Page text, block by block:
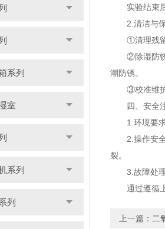
系列
室
系列
列
实验结束后
2.清洁与
①清理残留
②除湿防锈
潮防锈。
③校准维护
四、安全
1.环境要求
2.操作安全
裂。
3.故障处理
通过遵循上
上一篇： 二